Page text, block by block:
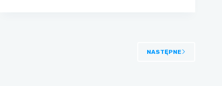
NASTĘPNE